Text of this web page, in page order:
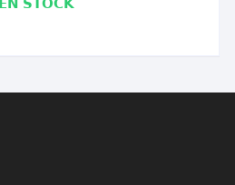
de 5